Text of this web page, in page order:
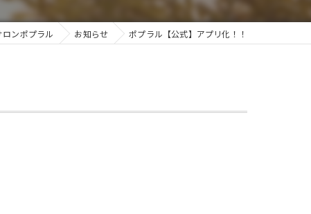
ンポプラル お知らせ ポプラル【公式】アプリ化！！